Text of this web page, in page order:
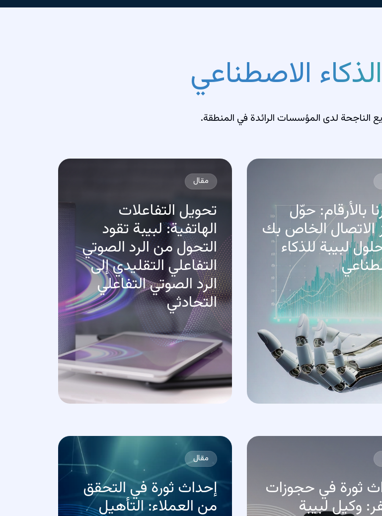
الاصطناعي
الناجحة لدى المؤسسات الرائدة في المنطقة.
بالأرقام: حوّل
الاتصال الخاص بك
لبيبة للذكاء
مقال
تحويل التفاعلات
الهاتفية: لبيبة تقود
التحول من الرد الصوتي
التفاعلي التقليدي إلى
الرد الصوتي التفاعلي
التحادثي
ثورة في حجوزات
وكيل لبيبة
مقال
إحداث ثورة في التحقق
من العملاء: التأهيل